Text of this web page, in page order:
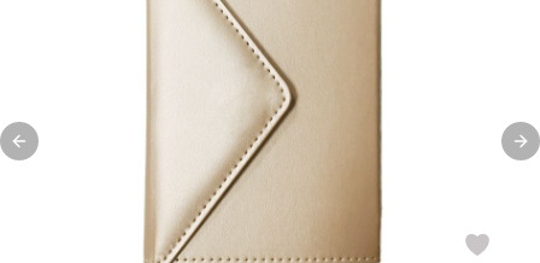
Previous slide